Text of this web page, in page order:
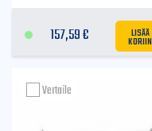
157,59€ LISÄÄ
KORIIN
Vertaile